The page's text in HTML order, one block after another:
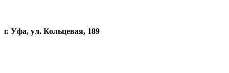
г. Уфа, ул. Кольцевая, 189